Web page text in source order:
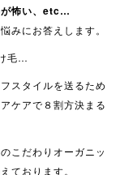
が怖い、etc…
みにお答えします。
毛…
スタイルを送るため
ケアで８割方決まる
こだわりオーガニッ
ております。